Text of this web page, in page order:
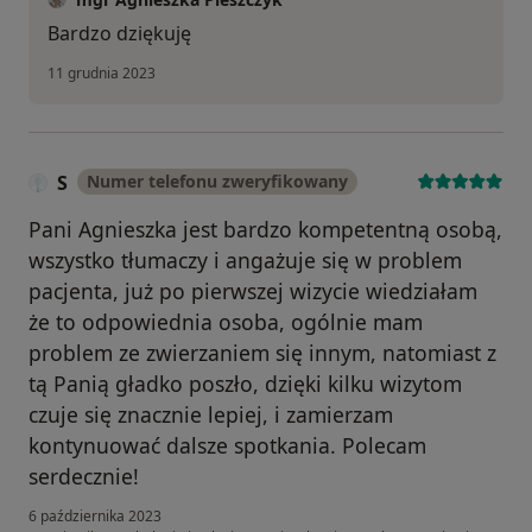
Bardzo dziękuję
11 grudnia 2023
S Numer telefonu zweryfikowany
Pani Agnieszka jest bardzo kompetentną osobą,
wszystko tłumaczy i angażuje się w problem
pacjenta, już po pierwszej wizycie wiedziałam
że to odpowiednia osoba, ogólnie mam
problem ze zwierzaniem się innym, natomiast z
tą Panią gładko poszło, dzięki kilku wizytom
czuje się znacznie lepiej, i zamierzam
kontynuować dalsze spotkania. Polecam
serdecznie!
6 października 2023